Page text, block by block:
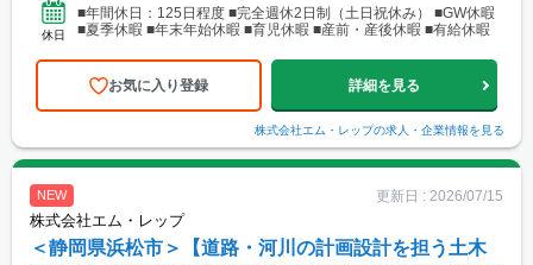
休日
■年間休日：125日程度 ■完全週休2日制（土日祝休み） ■GW休暇
■夏季休暇 ■年末年始休暇 ■育児休暇 ■産前・産後休暇 ■有給休暇
お気に入り登録 詳細を見る
株式会社エム・レップの求人・企業情報を見る
NEW 更新日 : 2026/07/15
株式会社エム・レップ
＜静岡県浜松市＞【道路・河川の計画設計を担う土木